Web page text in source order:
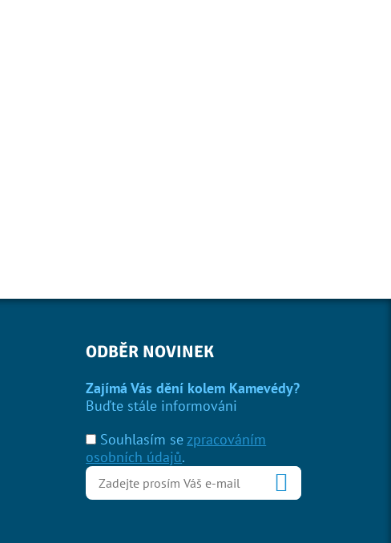
ODBĚR NOVINEK
Zajímá Vás dění kolem Kamevédy?
Buďte stále informováni
Souhlasím sezpracováním
osobních údajů.